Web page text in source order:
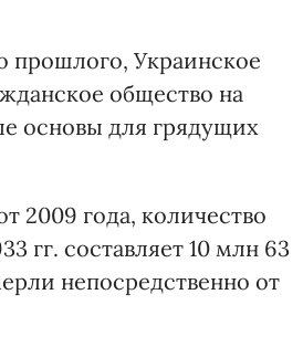
прошлого, Украинское
общество на
основы для грядущих
2009 года, количество
гг. составляет 10 млн 63
непосредственно от